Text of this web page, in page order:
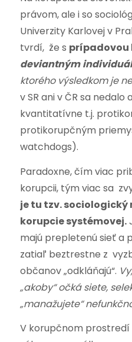
právom, ale i so
Univerzity Karlovej v
tvrdí, že s prípadovou
deviantným
ktorého výsledkom je
v SR ani v ČR sa
kvantitatívne t.j.
protikorupčným
watchdogs).
Paradoxne, čím viac
korupcii, tým viac sa
je tu tzv.
korupcie systémovej.
majú prepletenú sieť a
zatiaľ beztrestne z
občanov „odkláňajú“.
„akoby“očká siete,
„manažujete“
V korupčnom prostredí